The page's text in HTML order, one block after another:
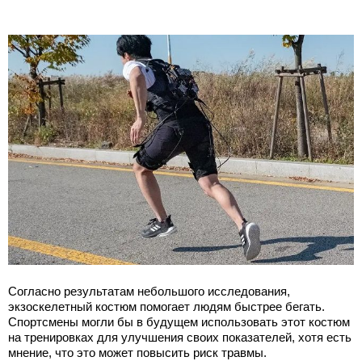
Согласно результатам небольшого исследования,
экзоскелетный костюм помогает людям быстрее бегать.
Спортсмены могли бы в будущем использовать этот костюм
на тренировках для улучшения своих показателей, хотя есть
мнение, что это может повысить риск травмы.